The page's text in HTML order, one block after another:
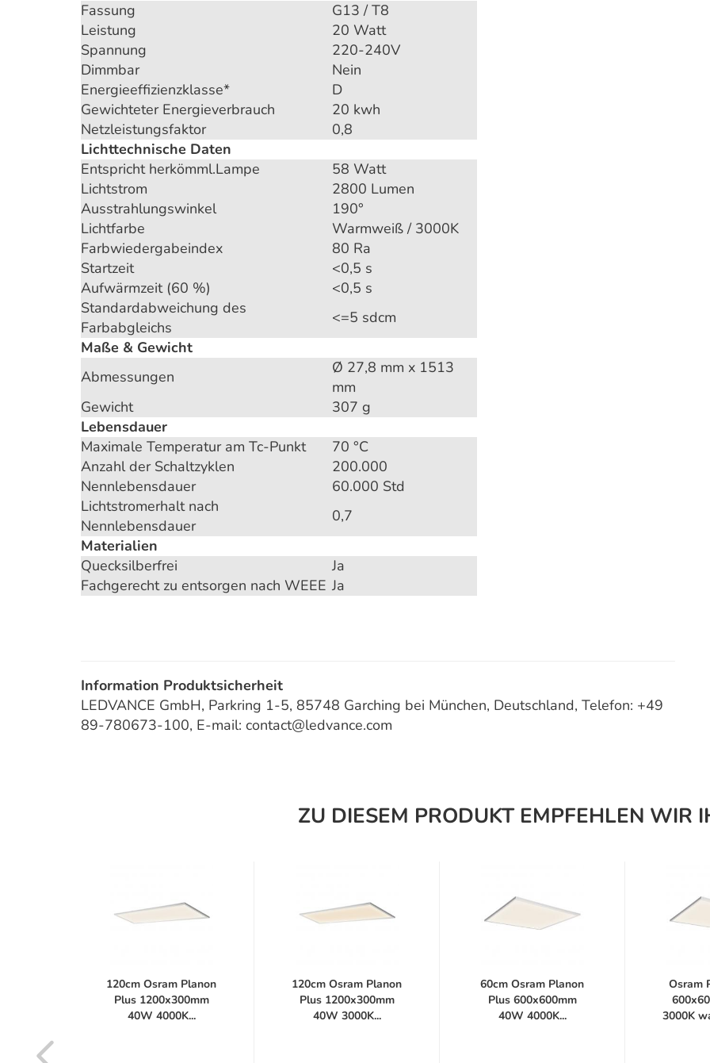
Fassung
G13 / T8
Leistung
20 Watt
Spannung
220-240V
Dimmbar
Nein
Energieeffizienzklasse*
D
Gewichteter Energieverbrauch
20 kwh
Netzleistungsfaktor
0,8
Lichttechnische Daten
Entspricht herkömml.Lampe
58 Watt
Lichtstrom
2800 Lumen
Ausstrahlungswinkel
190°
Lichtfarbe
Warmweiß / 3000K
Farbwiedergabeindex
80 Ra
Startzeit
<0,5 s
Aufwärmzeit (60 %)
<0,5 s
Standardabweichung des
Farbabgleichs
<=5 sdcm
Maße & Gewicht
Abmessungen
Ø 27,8 mm x 1513
mm
Gewicht
307 g
Lebensdauer
Maximale Temperatur am Tc-Punkt
70 °C
Anzahl der Schaltzyklen
200.000
Nennlebensdauer
60.000 Std
Lichtstromerhalt nach
Nennlebensdauer
0,7
Materialien
Quecksilberfrei
Ja
Fachgerecht zu entsorgen nach WEEE Ja
Information Produktsicherheit
LEDVANCE GmbH, Parkring 1-5, 85748 Garching bei München, Deutschland, Telefon: +49
89-780673-100, E-mail: contact@ledvance.com
ZU DIESEM PRODUKT EMPFEHLEN WIR
120cm Osram Planon
Plus 1200x300mm
40W 4000K...
120cm Osram Planon
Plus 1200x300mm
40W 3000K...
60cm Osram Planon
Plus 600x600mm
40W 4000K...
Osram
3000K